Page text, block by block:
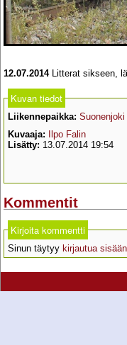
12.07.2014Litterat sikseen,
Kuvan tiedot
Liikennepaikka: Suonenjoki
Kuvaaja:
Ilpo Falin
Lisätty: 13.07.2014 19:54
Kommentit
Kirjoita kommentti
Sinun täytyy kirjautua sisään